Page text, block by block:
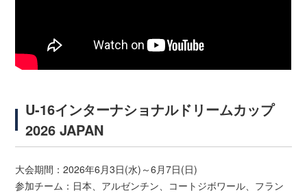
U-16インターナショナルドリームカップ
2026 JAPAN
大会期間：2026年6月3日(水)～6月7日(日)
参加チーム：日本、アルゼンチン、コートジボワール、フラン